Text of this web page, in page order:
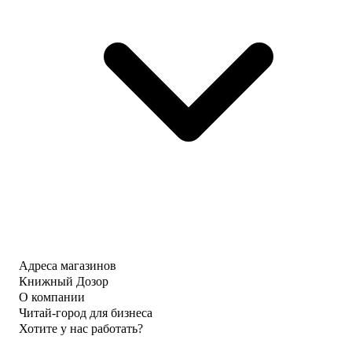
Адреса магазинов
Книжный Дозор
О компании
Читай-город для бизнеса
Хотите у нас работать?